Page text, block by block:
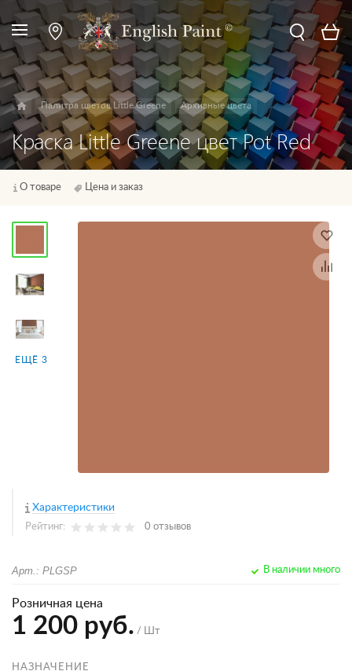
Палитра цветов Little Greene Архивные цвета
Краска Little Greene цвет Pot Red
О товаре Цена и заказ
ЕЩЁ 3
Характеристики
Рейтинг: 0 отзывов
Арт.: PLGSP В наличии много
Розничная цена
1 200 руб. / Шт
НАЗНАЧЕНИЕ